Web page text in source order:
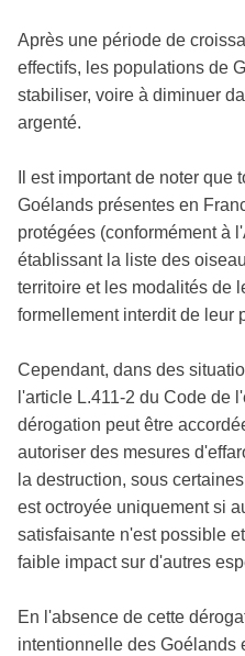
Après une période de
effectifs, les populations de
stabiliser, voire à diminuer
argenté.
Il est important de noter que
Goélands présentes en
protégées (conformément à
établissant la liste des
territoire et les modalités de
formellement interdit de leur
Cependant, dans des
l'article L.411-2 du Code de
dérogation peut être
autoriser des mesures
la destruction, sous
est octroyée uniquement si
satisfaisante n'est possible
faible impact sur d'autres
En l'absence de cette
intentionnelle des Goélands